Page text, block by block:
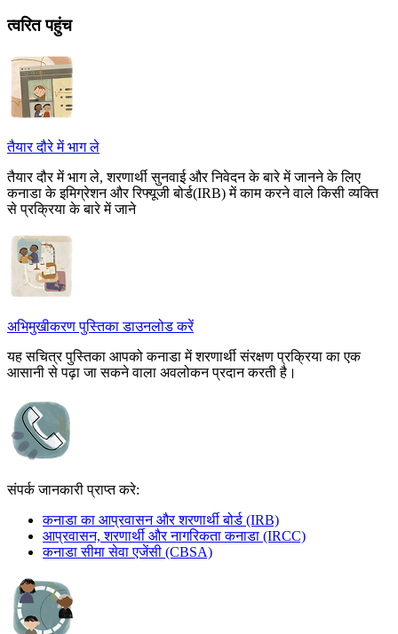
त्वरित पहुंच
तैयार दौरे में भाग ले
तैयार दौर में भाग ले, शरणार्थी सुनवाई और निवेदन के बारे में जानने के लिए
कनाडा के इमिग्रेशन और रिफ्यूजी बोर्ड(IRB) में काम करने वाले किसी व्यक्ति
से प्रक्रिया के बारे में जाने
अभिमुखीकरण पुस्तिका डाउनलोड करें
यह सचित्र पुस्तिका आपको कनाडा में शरणार्थी संरक्षण प्रक्रिया का एक
आसानी से पढ़ा जा सकने वाला अवलोकन प्रदान करती है।
संपर्क जानकारी प्राप्त करे:
कनाडा का आप्रवासन और शरणार्थी बोर्ड (IRB)
आप्रवासन, शरणार्थी और नागरिकता कनाडा (IRCC)
कनाडा सीमा सेवा एजेंसी (CBSA)